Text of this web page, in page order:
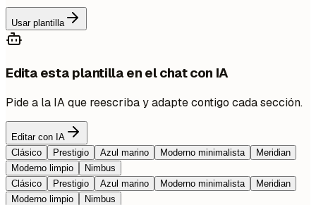
Usar plantilla
Edita esta plantilla en el chat con IA
Pide a la IA que reescriba y adapte contigo cada sección.
Editar con IA
Clásico
Prestigio Azul marino Moderno minimalista
Meridian
Moderno limpio
Nimbus
Clásico
Prestigio Azul marino Moderno minimalista
Meridian
Moderno limpio
Nimbus